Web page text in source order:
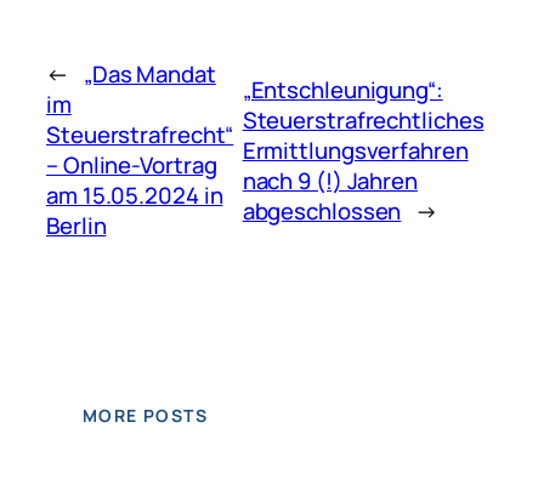
←
„Das Mandat
im
Steuerstrafrecht“
– Online-Vortrag
am 15.05.2024 in
Berlin
„Entschleunigung“:
Steuerstrafrechtliches
Ermittlungsverfahren
nach 9 (!) Jahren
abgeschlossen →
MORE POSTS